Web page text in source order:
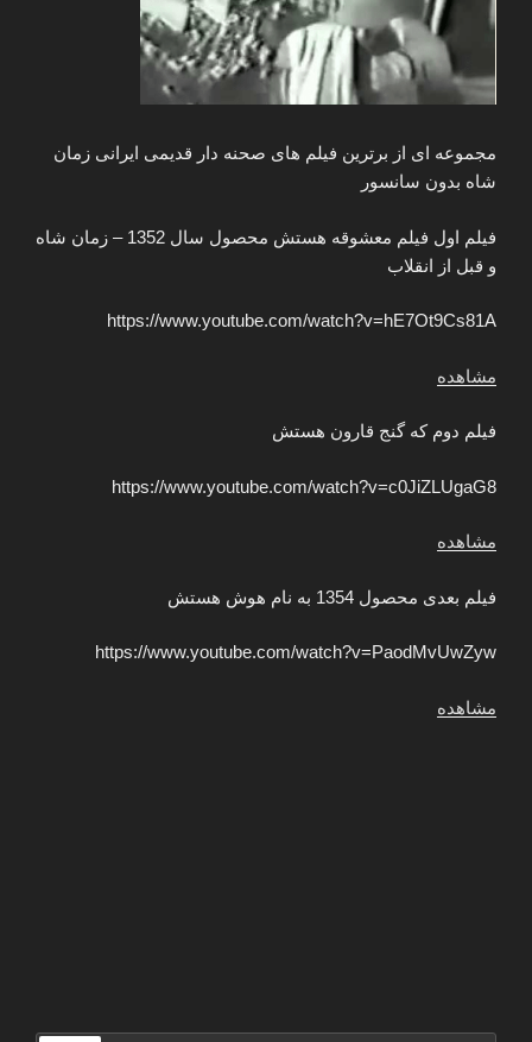
مجموعه ای از برترین فیلم های صحنه دار قدیمی ایرانی زمان
شاه بدون سانسور
فیلم اول فیلم معشوقه هستش محصول سال 1352 – زمان شاه
و قبل از انقلاب
https://www.youtube.com/watch?v=hE7Ot9Cs81A
مشاهده
فیلم دوم که گنج قارون هستش
https://www.youtube.com/watch?v=c0JiZLUgaG8
مشاهده
فیلم بعدی محصول 1354 به نام هوش هستش
https://www.youtube.com/watch?v=PaodMvUwZyw
مشاهده